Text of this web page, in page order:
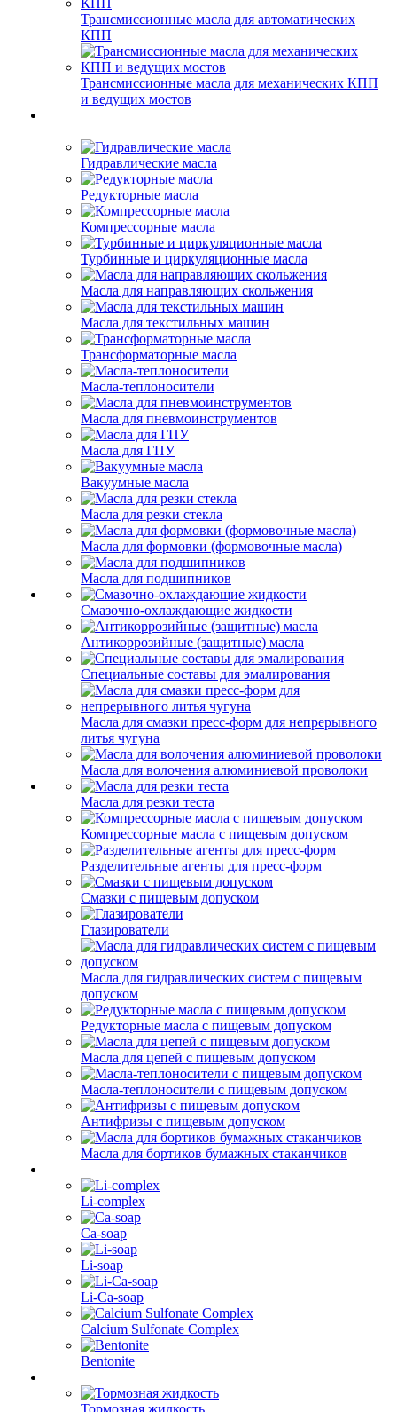
Трансмиссионные масла для автоматических
КПП
Трансмиссионные масла для механических КПП
и ведущих мостов
Гидравлические масла
Редукторные масла
Компрессорные масла
Турбинные и циркуляционные масла
Масла для направляющих скольжения
Масла для текстильных машин
Трансформаторные масла
Масла-теплоносители
Масла для пневмоинструментов
Масла для ГПУ
Вакуумные масла
Масла для резки стекла
Масла для формовки (формовочные масла)
Масла для подшипников
Смазочно-охлаждающие жидкости
Антикоррозийные (защитные) масла
Специальные составы для эмалирования
Масла для смазки пресс-форм для непрерывного
литья чугуна
Масла для волочения алюминиевой проволоки
Масла для резки теста
Компрессорные масла с пищевым допуском
Разделительные агенты для пресс-форм
Смазки с пищевым допуском
Глазирователи
Масла для гидравлических систем с пищевым
допуском
Редукторные масла с пищевым допуском
Масла для цепей с пищевым допуском
Масла-теплоносители с пищевым допуском
Антифризы с пищевым допуском
Масла для бортиков бумажных стаканчиков
Li-complex
Ca-soap
Li-soap
Li-Ca-soap
Calcium Sulfonate Complex
Bentonite
Тормозная жидкость